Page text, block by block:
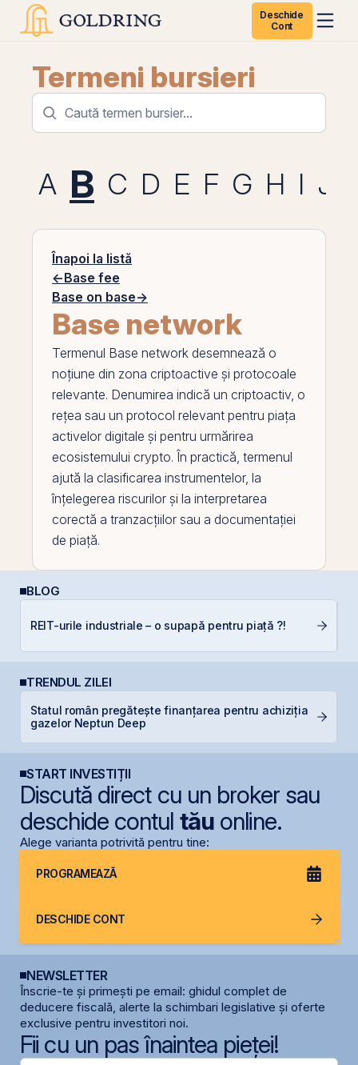
Deschide
Cont
Termeni bursieri
A B C D E F G H I J
Înapoi la listă
←Base fee
Base on base→
Base network
Termenul Base network desemnează o
noțiune din zona criptoactive și protocoale
relevante. Denumirea indică un criptoactiv, o
rețea sau un protocol relevant pentru piața
activelor digitale și pentru urmărirea
ecosistemului crypto. În practică, termenul
ajută la clasificarea instrumentelor, la
înțelegerea riscurilor și la interpretarea
corectă a tranzacțiilor sau a documentației
de piață.
BLOG
REIT-urile industriale – o supapă pentru piață ?!
TRENDUL ZILEI
Statul român pregătește finanțarea pentru achiziția
gazelor Neptun Deep
START INVESTIȚII
Discută direct cu un broker sau
deschide contul tăuonline.
Alege varianta potrivită pentru tine:
PROGRAMEAZĂ
DESCHIDE CONT
NEWSLETTER
Înscrie-te și primești pe email: ghidul complet de
deducere fiscală, alerte la schimbari legislative și oferte
exclusive pentru investitori noi.
Fii cu un pas înaintea pieței!